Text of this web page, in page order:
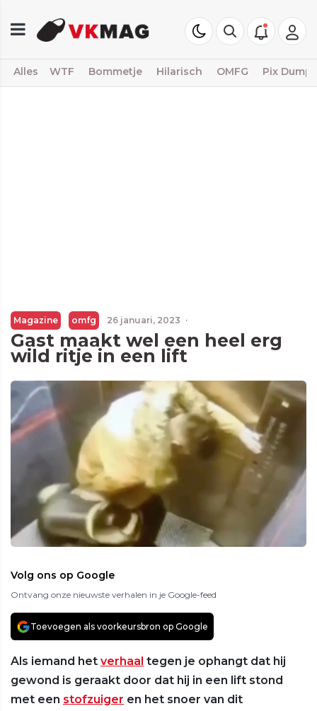
Alles WTF Bommetje Hilarisch OMFG Pix Dump
Magazine omfg 26 januari, 2023 ·
Gast maakt wel een heel erg
wild ritje in een lift
Volg ons op Google
Ontvang onze nieuwste verhalen in je Google-feed
Toevoegen als voorkeursbron op Google
Als iemand het verhaal tegen je ophangt dat hij
gewond is geraakt door dat hij in een lift stond
met een stofzuiger en het snoer van dit